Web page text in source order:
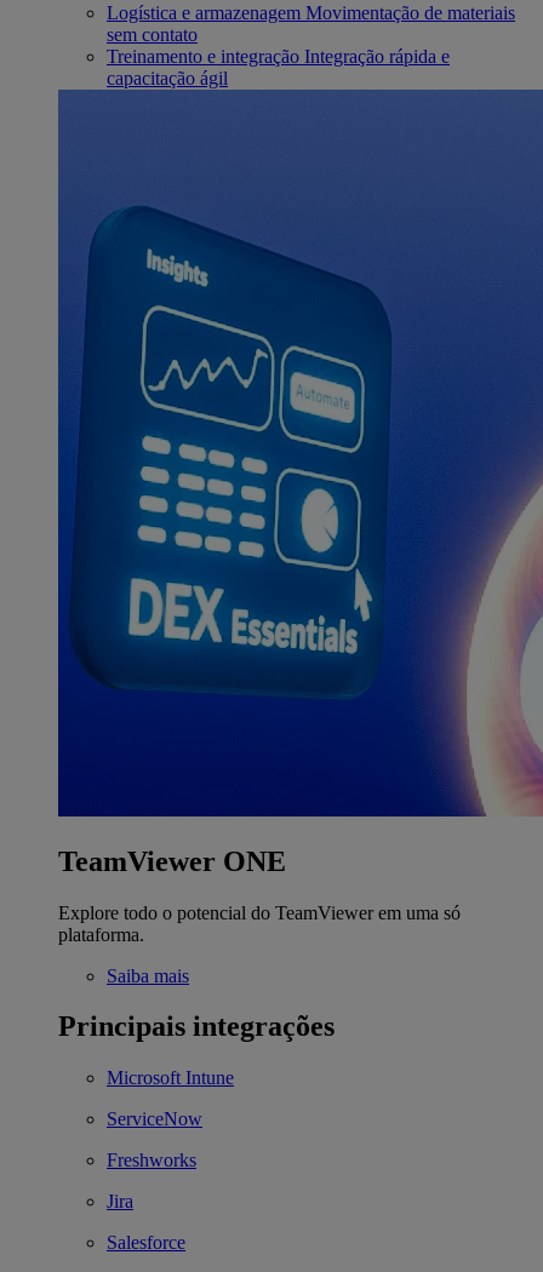
Logística e armazenagem Movimentação de materiais
sem contato
Treinamento e integração Integração rápida e
capacitação ágil
TeamViewer ONE
Explore todo o potencial do TeamViewer em uma só
plataforma.
Saiba mais
Principais integrações
Microsoft Intune
ServiceNow
Freshworks
Jira
Salesforce